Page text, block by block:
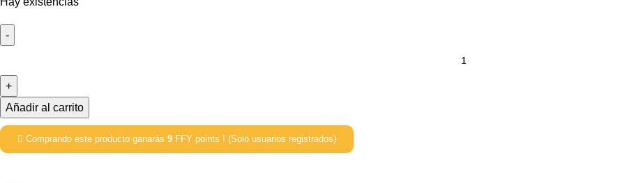
Añadir al carrito
Comprando este producto ganarás 9 FFY points ! (Solo usuarios registrados)